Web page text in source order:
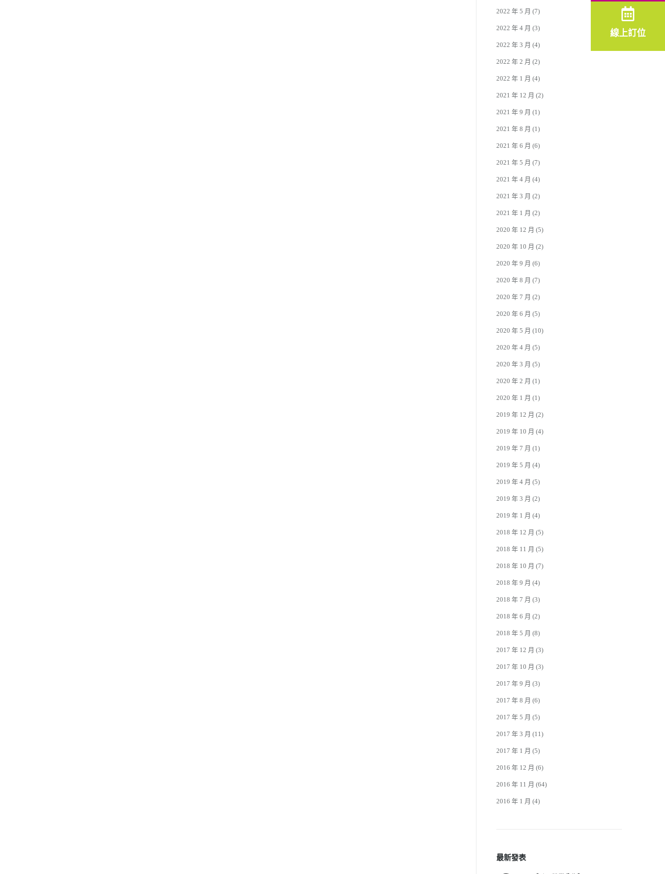
2022 年 5 月 (7)
2022 年 4 月 (3)
2022 年 3 月 (4)
2022 年 2 月 (2)
2022 年 1 月 (4)
2021 年 12 月 (2)
2021 年 9 月 (1)
2021 年 8 月 (1)
2021 年 6 月 (6)
2021 年 5 月 (7)
2021 年 4 月 (4)
2021 年 3 月 (2)
2021 年 1 月 (2)
2020 年 12 月 (5)
2020 年 10 月 (2)
2020 年 9 月 (6)
2020 年 8 月 (7)
2020 年 7 月 (2)
2020 年 6 月 (5)
2020 年 5 月 (10)
2020 年 4 月 (5)
2020 年 3 月 (5)
2020 年 2 月 (1)
2020 年 1 月 (1)
2019 年 12 月 (2)
2019 年 10 月 (4)
2019 年 7 月 (1)
2019 年 5 月 (4)
2019 年 4 月 (5)
2019 年 3 月 (2)
2019 年 1 月 (4)
2018 年 12 月 (5)
2018 年 11 月 (5)
2018 年 10 月 (7)
2018 年 9 月 (4)
2018 年 7 月 (3)
2018 年 6 月 (2)
2018 年 5 月 (8)
2017 年 12 月 (3)
2017 年 10 月 (3)
2017 年 9 月 (3)
2017 年 8 月 (6)
2017 年 5 月 (5)
2017 年 3 月 (11)
2017 年 1 月 (5)
2016 年 12 月 (6)
2016 年 11 月 (64)
2016 年 1 月 (4)
最新發表
線上訂位